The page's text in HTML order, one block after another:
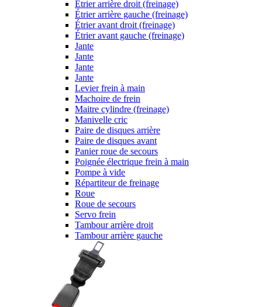
Étrier arrière droit (freinage)
Étrier arrière gauche (freinage)
Étrier avant droit (freinage)
Étrier avant gauche (freinage)
Jante
Jante
Jante
Jante
Levier frein à main
Machoire de frein
Maitre cylindre (freinage)
Manivelle cric
Paire de disques arrière
Paire de disques avant
Panier roue de secours
Poignée électrique frein à main
Pompe à vide
Répartiteur de freinage
Roue
Roue de secours
Servo frein
Tambour arrière droit
Tambour arrière gauche